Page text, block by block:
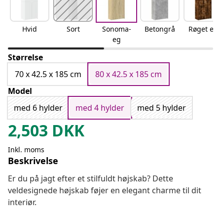
Hvid Sort
Sonoma-
eg
Betongrå Røget eg
Størrelse
70 x 42.5 x 185 cm
80 x 42.5 x 185 cm
Model
med 6 hylder
med 4 hylder med 5 hylder
2,503 DKK
Inkl. moms
Beskrivelse
Er du på jagt efter et stilfuldt højskab? Dette
veldesignede højskab føjer en elegant charme til dit
interiør.